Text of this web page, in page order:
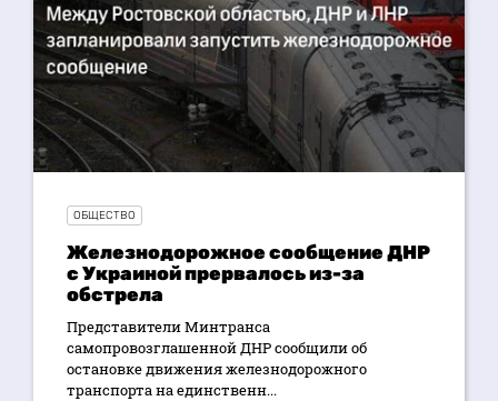
ОБЩЕСТВО
Железнодорожное сообщение ДНР
с Украиной прервалось из-за
обстрела
Представители Минтранса
самопровозглашенной ДНР сообщили об
остановке движения железнодорожного
транспорта на единственн...